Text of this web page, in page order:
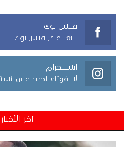
فيس بوك
تابعنا على فيس بوك
انستجرام
لا يفوتك الجديد على انستا
آخر الأخبار